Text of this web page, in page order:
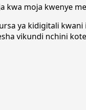
kwa moja kwenye
ya kidigitali
vikundi nchini